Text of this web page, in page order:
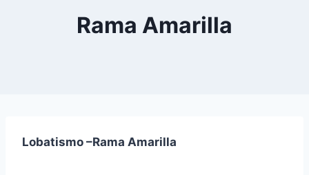
Rama Amarilla
Lobatismo –Rama Amarilla